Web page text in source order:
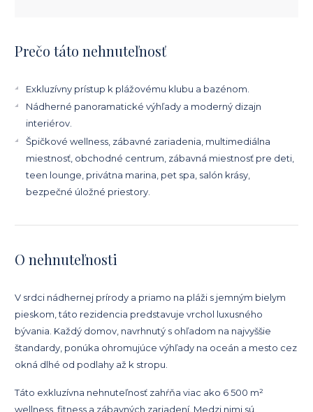
Prečo táto nehnuteľnosť
Exkluzívny prístup k plážovému klubu a bazénom.
Nádherné panoramatické výhľady a moderný dizajn
interiérov.
Špičkové wellness, zábavné zariadenia, multimediálna
miestnosť, obchodné centrum, zábavná miestnosť pre deti,
teen lounge, privátna marina, pet spa, salón krásy,
bezpečné úložné priestory.
O nehnuteľnosti
V srdci nádhernej prírody a priamo na pláži s jemným bielym
pieskom, táto rezidencia predstavuje vrchol luxusného
bývania. Každý domov, navrhnutý s ohľadom na najvyššie
štandardy, ponúka ohromujúce výhľady na oceán a mesto cez
okná dlhé od podlahy až k stropu.
Táto exkluzívna nehnuteľnosť zahŕňa viac ako 6 500 m²
wellness, fitness a zábavných zariadení. Medzi nimi sú